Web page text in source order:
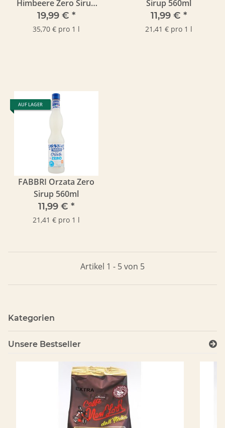
Himbeere Zero Sirup
560ml
19,99 € *
35,70 € pro 1 l
Sirup 560ml
11,99 € *
21,41 € pro 1 l
AUF LAGER
FABBRI Orzata Zero
Sirup 560ml
11,99 € *
21,41 € pro 1 l
Artikel 1 - 5 von 5
Kategorien
Unsere Bestseller